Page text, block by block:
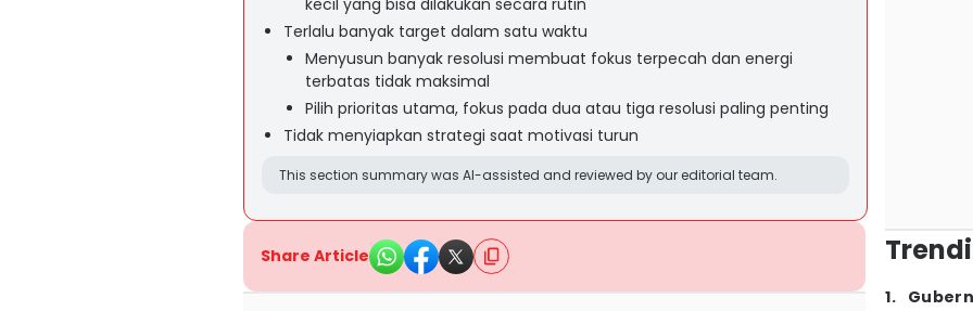
kecil yang bisa dilakukan secara rutin
Terlalu banyak target dalam satu waktu
Menyusun banyak resolusi membuat fokus terpecah dan energi
terbatas tidak maksimal
Pilih prioritas utama, fokus pada dua atau tiga resolusi paling penting
Tidak menyiapkan strategi saat motivasi turun
This section summary was AI-assisted and reviewed by our editorial team.
Share Article
1.